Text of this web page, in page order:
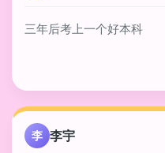
三年后考上一个好本科
李 李宇